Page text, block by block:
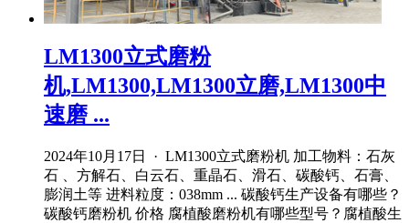
LM1300立式磨粉
机,LM1300,LM1300立磨,LM1300中
速磨 ...
2024年10月17日 · LM1300立式磨粉机 加工物料：石灰
石 、方解石、白云石、重晶石、滑石、碳酸钙、石膏、
膨润土等 进料粒度：038mm ... 碳酸钙生产设备有哪些？
碳酸钙磨粉机 价格 腐植酸磨粉机有哪些型号？腐植酸生